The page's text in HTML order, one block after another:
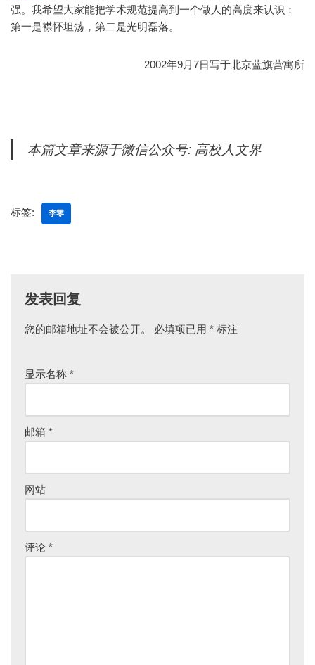
强。我希望大家能把学术规范提高到一个做人的高度来认识：
第一是襟怀坦荡，第二是光明磊落。
2002年9月7日写于北京蓝旗营寓所
本篇文章来源于微信公众号: 高校人文界
标签: 李零
发表回复
您的邮箱地址不会被公开。 必填项已用 * 标注
显示名称 *
邮箱 *
网站
评论 *